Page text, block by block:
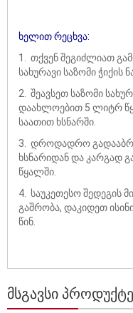
ხელით რეცხვა:
1. თქვენ შეგიძლიათ
სახურავი საზომი ჭიქის
2. შეავსეთ საზომი
დაახლოებით 5 ლიტრ
საათით ხსნარში.
3. დროდადრო
ხსნარიდან და კარგად
წყალში.
4. საუკეთესო შედეგის
გაშრობა, დაკიდეთ
წინ.
ᲛᲡᲒᲐᲕᲡᲘ